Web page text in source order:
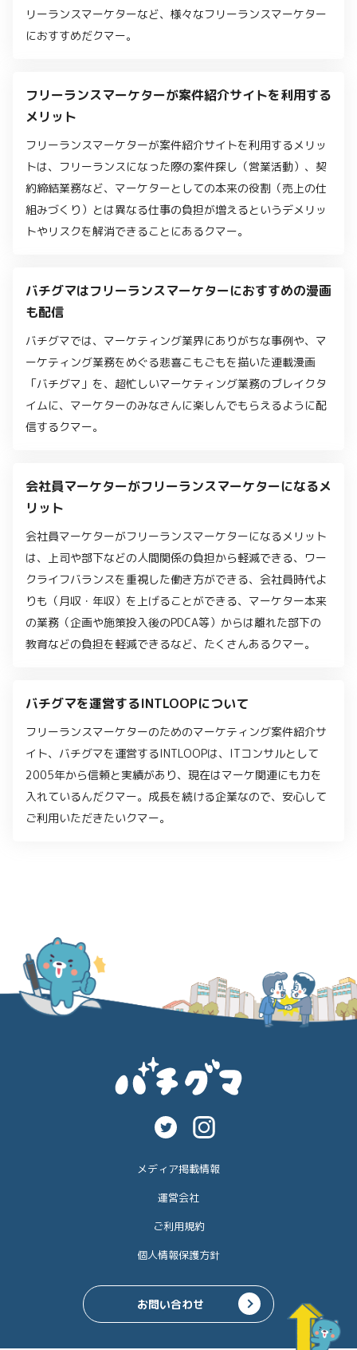
リーランスマーケターなど、様々なフリーランスマーケター
におすすめだクマー。
フリーランスマーケターが案件紹介サイトを利用する
メリット
フリーランスマーケターが案件紹介サイトを利用するメリッ
トは、フリーランスになった際の案件探し（営業活動）、契
約締結業務など、マーケターとしての本来の役割（売上の仕
組みづくり）とは異なる仕事の負担が増えるというデメリッ
トやリスクを解消できることにあるクマー。
バチグマはフリーランスマーケターにおすすめの漫画
も配信
バチグマでは、マーケティング業界にありがちな事例や、マ
ーケティング業務をめぐる悲喜こもごもを描いた連載漫画
「バチグマ」を、超忙しいマーケティング業務のブレイクタ
イムに、マーケターのみなさんに楽しんでもらえるように配
信するクマー。
会社員マーケターがフリーランスマーケターになるメ
リット
会社員マーケターがフリーランスマーケターになるメリット
は、上司や部下などの人間関係の負担から軽減できる、ワー
クライフバランスを重視した働き方ができる、会社員時代よ
りも（月収・年収）を上げることができる、マーケター本来
の業務（企画や施策投入後のPDCA等）からは離れた部下の
教育などの負担を軽減できるなど、たくさんあるクマー。
バチグマを運営するINTLOOPについて
フリーランスマーケターのためのマーケティング案件紹介サ
イト、バチグマを運営するINTLOOPは、ITコンサルとして
2005年から信頼と実績があり、現在はマーケ関連にも力を
入れているんだクマー。成長を続ける企業なので、安心して
ご利用いただきたいクマー。
メディア掲載情報
運営会社
ご利用規約
個人情報保護方針
お問い合わせ